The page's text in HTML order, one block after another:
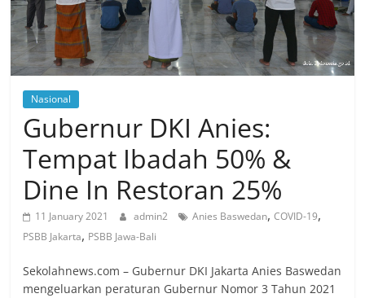
Nasional
Gubernur DKI Anies:
Tempat Ibadah 50% &
Dine In Restoran 25%
11 January 2021 admin2 Anies Baswedan,COVID-19,
PSBB Jakarta, PSBB Jawa-Bali
Sekolahnews.com – Gubernur DKI Jakarta Anies Baswedan
mengeluarkan peraturan Gubernur Nomor 3 Tahun 2021